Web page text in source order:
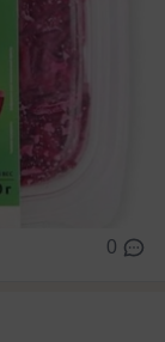
0